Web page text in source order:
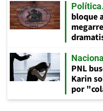
Política
bloque
Nacional
PNL
Karin
por